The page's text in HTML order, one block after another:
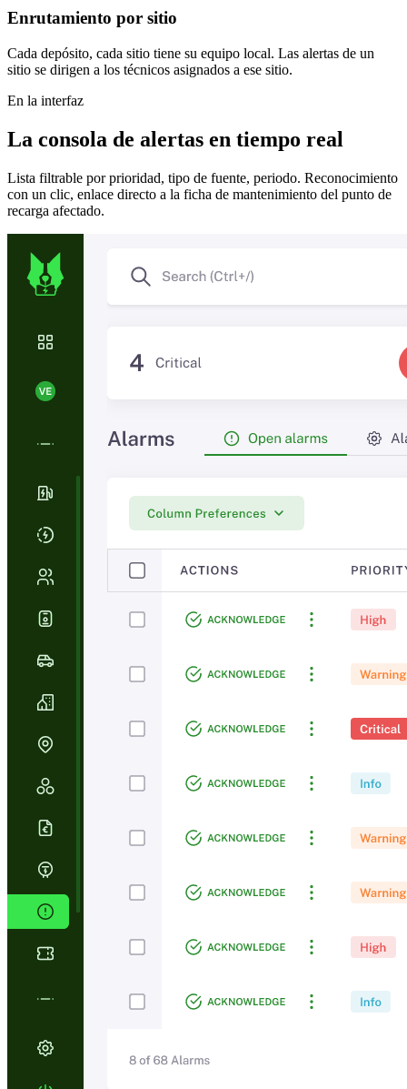
Enrutamiento por sitio
Cada depósito, cada sitio tiene su equipo local. Las alertas de un
sitio se dirigen a los técnicos asignados a ese sitio.
En la interfaz
La consola de alertas en tiempo real
Lista filtrable por prioridad, tipo de fuente, periodo. Reconocimiento
con un clic, enlace directo a la ficha de mantenimiento del punto de
recarga afectado.